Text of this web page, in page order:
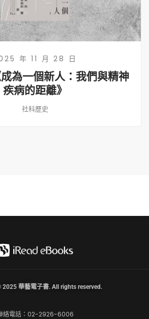
年 11 月 28 日
為一個新人：我們與精神
疾病的距離》
社科歷史
絡電話：02-2926-6006
華藝電子書. All rights reserved.